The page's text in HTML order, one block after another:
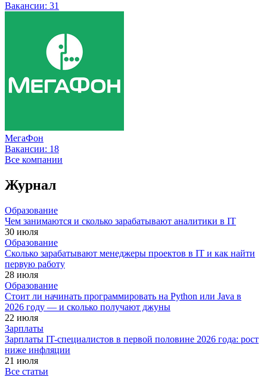
Вакансии: 31
МегаФон
Вакансии: 18
Все компании
Журнал
Образование
Чем занимаются и сколько зарабатывают аналитики в IT
30 июля
Образование
Сколько зарабатывают менеджеры проектов в IT и как найти
первую работу
28 июля
Образование
Стоит ли начинать программировать на Python или Java в
2026 году — и сколько получают джуны
22 июля
Зарплаты
Зарплаты IT-специалистов в первой половине 2026 года: рост
ниже инфляции
21 июля
Все статьи